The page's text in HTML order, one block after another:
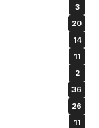
3
20
14
11
2
36
26
11